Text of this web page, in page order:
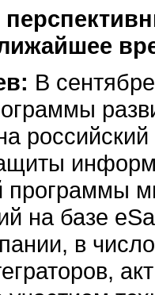
В
программы
на базе
в